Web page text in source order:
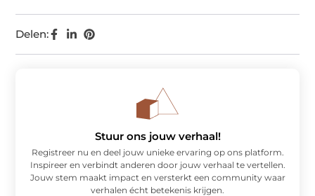
Delen:
Stuur ons jouw verhaal!
Registreer nu en deel jouw unieke ervaring op ons platform.
Inspireer en verbindt anderen door jouw verhaal te vertellen.
Jouw stem maakt impact en versterkt een community waar
verhalen écht betekenis krijgen.